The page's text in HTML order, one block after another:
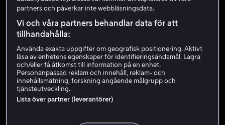
John Tornblad
partners och påverkar inte webbläsningsdata.
Vi och våra partners behandlar data för att
tillhandahålla:
Använda exakta uppgifter om geografisk positionering. Aktivt
läsa av enhetens egenskaper för identifieringsändamål. Lagra
och/eller få åtkomst till information på en enhet.
Personanpassad reklam och innehåll, reklam- och
innehållsmätning, forskning angående målgrupp och
tjänsteutveckling.
Lista över partner (leverantörer)